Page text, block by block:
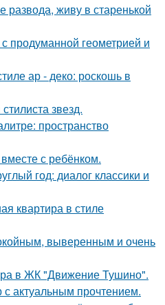
развода, живу в старенькой
продуманной геометрией и
ар - деко: роскошь в
звезд.
пространство
с ребёнком.
год: диалог классики и
квартира в стиле
выверенным и очень
в ЖК "Движение Тушино".
с актуальным прочтением.